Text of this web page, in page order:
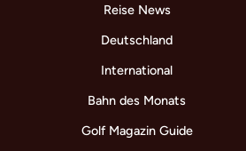
Reise News
Deutschland
International
Bahn des Monats
Golf Magazin Guide